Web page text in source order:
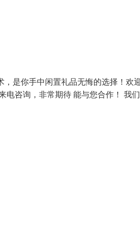
是你手中闲置礼品无悔的选择！欢
电咨询，非常期待 能与您合作！ 我们